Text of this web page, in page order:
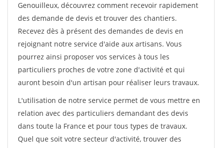
Genouilleux, découvrez comment recevoir rapidement
des demande de devis et trouver des chantiers.
Recevez dès à présent des demandes de devis en
rejoignant notre service d'aide aux artisans. Vous
pourrez ainsi proposer vos services à tous les
particuliers proches de votre zone d'activité et qui
auront besoin d'un artisan pour réaliser leurs travaux.
L'utilisation de notre service permet de vous mettre en
relation avec des particuliers demandant des devis
dans toute la France et pour tous types de travaux.
Quel que soit votre secteur d'activité, trouver des